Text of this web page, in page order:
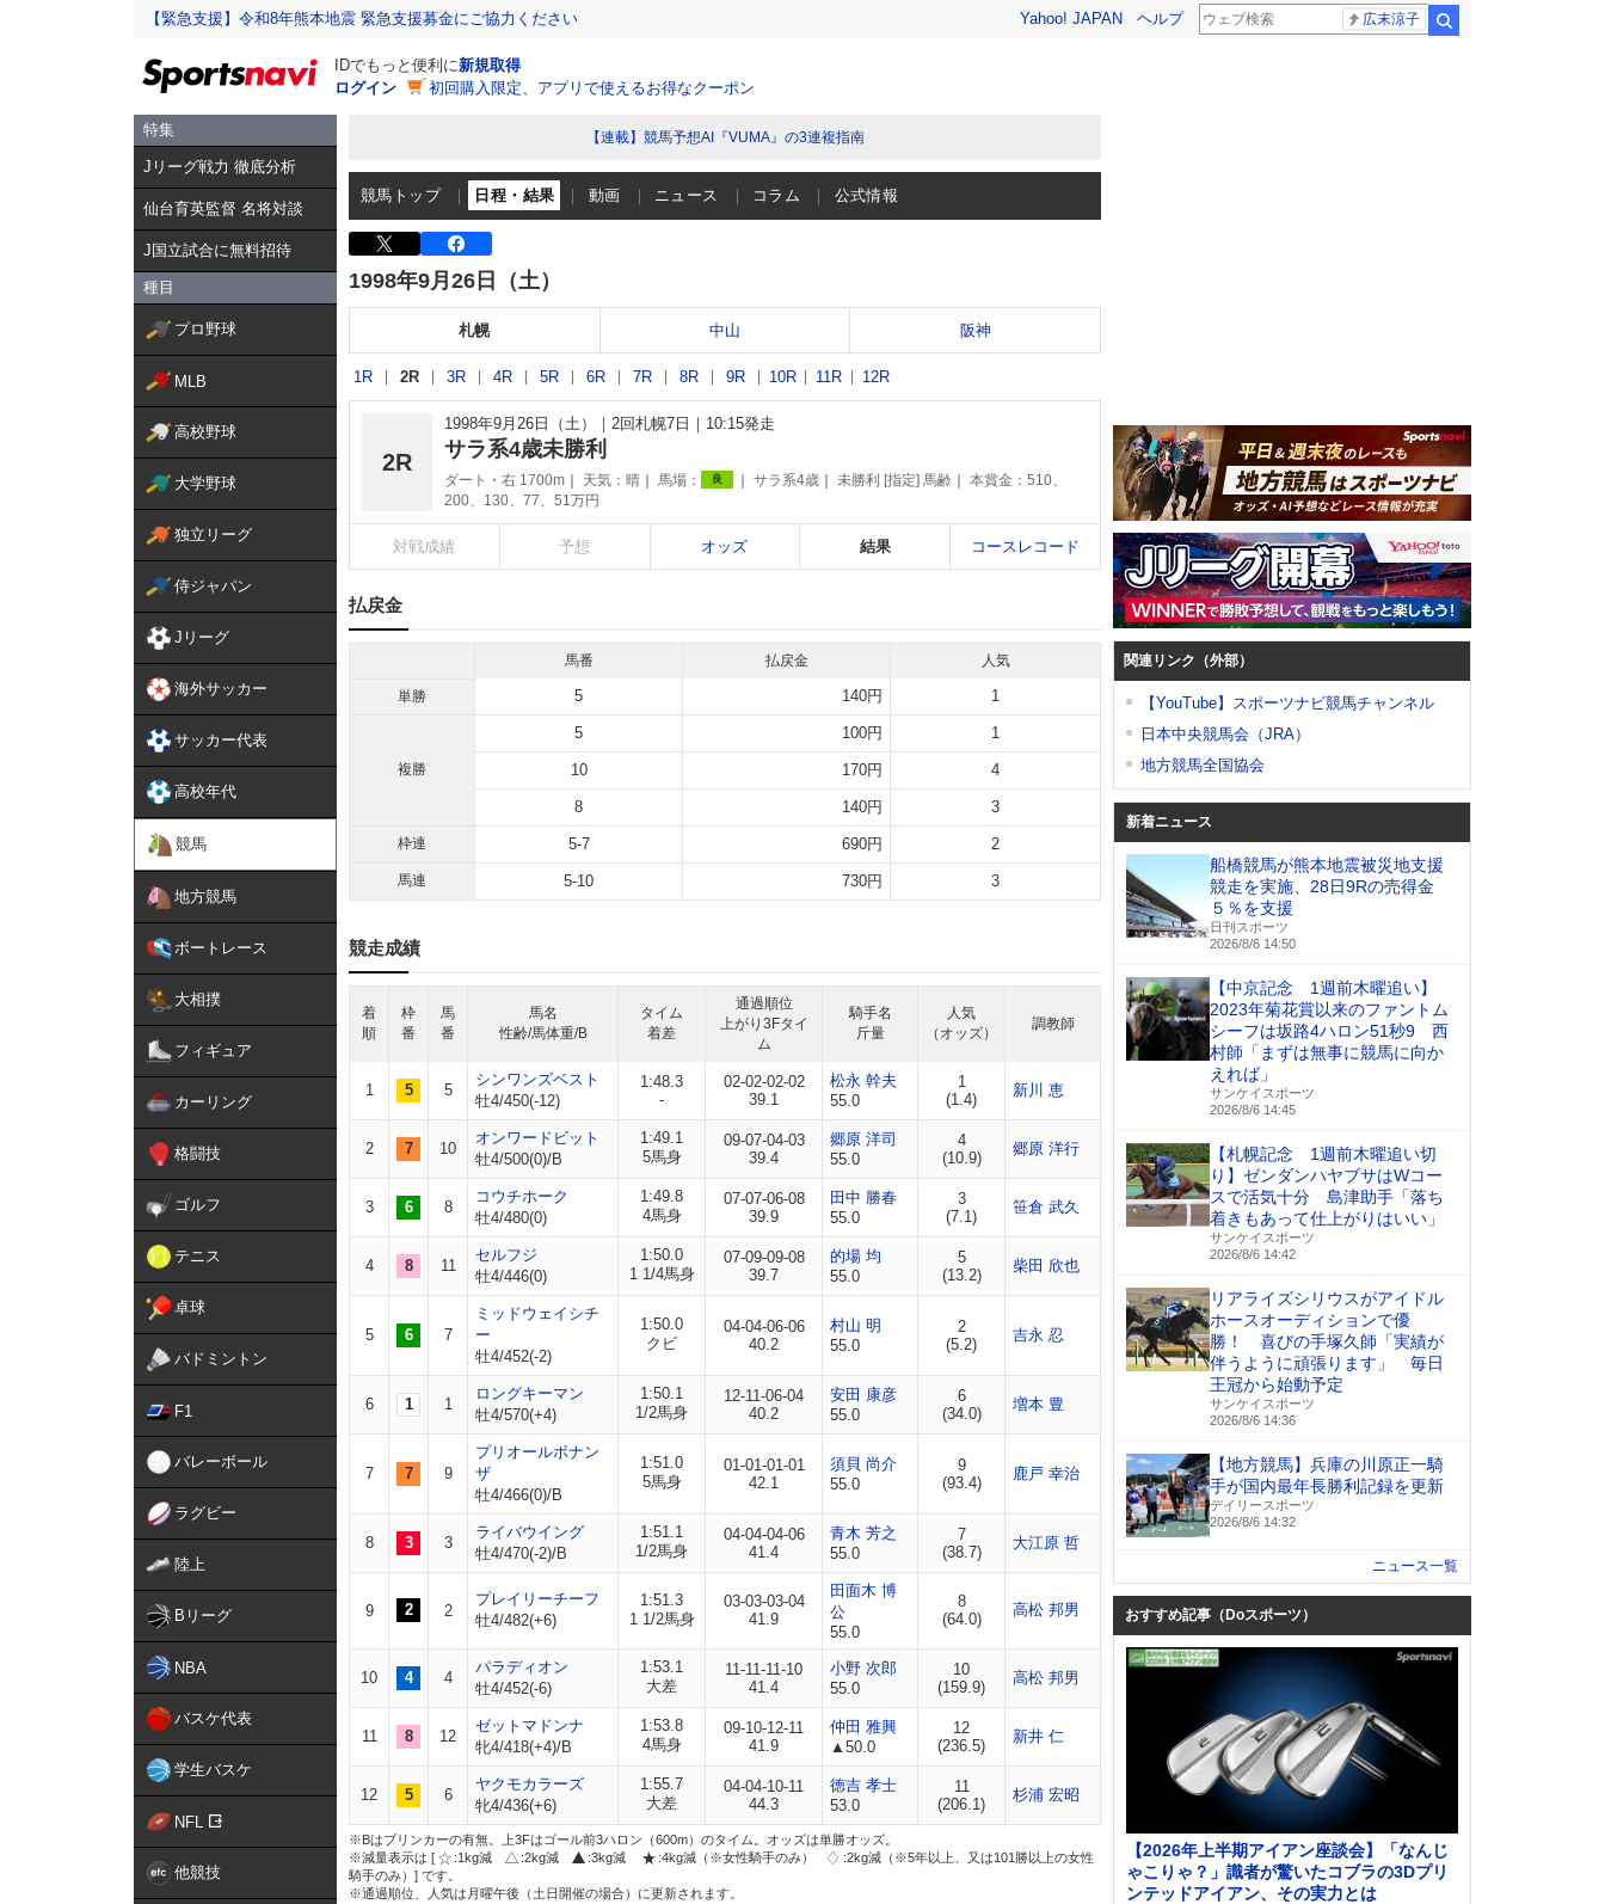
【緊急支援】令和8年熊本地震 緊急支援募金にご協力ください Yahoo! JAPAN ヘルプ 広末涼子
IDでもっと便利に新規取得
ログイン
初回購入限定、アプリで使えるお得なクーポン
特集
Jリーグ戦力 徹底分析
仙台育英監督 名将対談
J国立試合に無料招待
種目
プロ野球
MLB
高校野球
大学野球
独立リーグ
侍ジャパン
Jリーグ
海外サッカー
サッカー代表
高校年代
競馬
地方競馬
ボートレース
大相撲
フィギュア
カーリング
格闘技
ゴルフ
テニス
卓球
バドミントン
F1
バレーボール
ラグビー
陸上
Bリーグ
NBA
バスケ代表
学生バスケ
NFL
他競技
【連載】競馬予想AI『VUMA』の3連複指南
競馬トップ 日程・結果 動画 ニュース コラム 公式情報
1998年9月26日（土）
札幌 中山 阪神
1R 2R 3R 4R 5R 6R 7R 8R 9R 10R 11R 12R
2R
1998年9月26日（土） 2回札幌7日 10:15発走
サラ系4歳未勝利
ダート・右 1700m 天気： 晴 馬場： 良 サラ系4歳 未勝利 [指定] 馬齢
本賞金：510、
200、130、77、51万円
対戦成績 予想 オッズ 結果 コースレコード
払戻金
馬番 払戻金 人気
単勝 5 140円 1
複勝
5 100円 1
10 170円 4
8 140円 3
枠連 5-7 690円 2
馬連 5-10 730円 3
競走成績
着
順
枠
番
馬
番
馬名
性齢/馬体重/B
タイム
着差
通過順位
上がり3Fタイ
ム
騎手名
斤量
人気
（オッズ）
調教師
1 5 5
シンワンズベスト
牡4/450(-12)
1:48.3
-
02-02-02-02
39.1
松永 幹夫
55.0
1
(1.4)
新川 恵
2 7 10
オンワードビット
牡4/500(0)/B
1:49.1
5馬身
09-07-04-03
39.4
郷原 洋司
55.0
4
(10.9)
郷原 洋行
3 6 8
コウチホーク
牡4/480(0)
1:49.8
4馬身
07-07-06-08
39.9
田中 勝春
55.0
3
(7.1)
笹倉 武久
4 8 11
セルフジ
牡4/446(0)
1:50.0
1 1/4馬身
07-09-09-08
39.7
的場 均
55.0
5
(13.2)
柴田 欣也
5 6 7
ミッドウェイシチ
ー
牡4/452(-2)
1:50.0
クビ
04-04-06-06
40.2
村山 明
55.0
2
(5.2)
吉永 忍
6 1 1
ロングキーマン
牡4/570(+4)
1:50.1
1/2馬身
12-11-06-04
40.2
安田 康彦
55.0
6
(34.0)
増本 豊
7 7 9
プリオールボナン
ザ
牡4/466(0)/B
1:51.0
5馬身
01-01-01-01
42.1
須貝 尚介
55.0
9
(93.4)
鹿戸 幸治
8 3 3
ライバウイング
牡4/470(-2)/B
1:51.1
1/2馬身
04-04-04-06
41.4
青木 芳之
55.0
7
(38.7)
大江原 哲
9 2 2
プレイリーチーフ
牡4/482(+6)
1:51.3
1 1/2馬身
03-03-03-04
41.9
田面木 博
公
55.0
8
(64.0)
高松 邦男
10 4 4
パラディオン
牡4/452(-6)
1:53.1
大差
11-11-11-10
41.4
小野 次郎
55.0
10
(159.9)
高松 邦男
11 8 12
ゼットマドンナ
牝4/418(+4)/B
1:53.8
4馬身
09-10-12-11
41.9
仲田 雅興
▲50.0
12
(236.5)
新井 仁
12 5 6
ヤクモカラーズ
牝4/436(+6)
1:55.7
大差
04-04-10-11
44.3
徳吉 孝士
53.0
11
(206.1)
杉浦 宏昭
※Bはブリンカーの有無。上3Fはゴール前3ハロン（600m）のタイム。オッズは単勝オッズ。
※減量表示は [
:1kg減 :2kg減 :3kg減 :4kg減（※女性騎手のみ）
:2kg減（※5年以上、又は101勝以上の女性
騎手のみ）] です。
※通過順位、人気は月曜午後（土日開催の場合）に更新されます。
関連リンク（外部）
【YouTube】スポーツナビ競馬チャンネル
日本中央競馬会（JRA）
地方競馬全国協会
新着ニュース
船橋競馬が熊本地震被災地支援
競走を実施、28日9Rの売得金
５％を支援
日刊スポーツ
2026/8/6 14:50
【中京記念 1週前木曜追い】
2023年菊花賞以来のファントム
シーフは坂路4ハロン51秒9 西
村師「まずは無事に競馬に向か
えれば」
サンケイスポーツ
2026/8/6 14:45
【札幌記念 1週前木曜追い切
り】ゼンダンハヤブサはWコー
スで活気十分 島津助手「落ち
着きもあって仕上がりはいい」
サンケイスポーツ
2026/8/6 14:42
リアライズシリウスがアイドル
ホースオーディションで優
勝！ 喜びの手塚久師「実績が
伴うように頑張ります」 毎日
王冠から始動予定
サンケイスポーツ
2026/8/6 14:36
【地方競馬】兵庫の川原正一騎
手が国内最年長勝利記録を更新
デイリースポーツ
2026/8/6 14:32
ニュース一覧
おすすめ記事（Doスポーツ）
【2026年上半期アイアン座談会】「なんじ
ゃこりゃ？」識者が驚いたコブラの3Dプリ
ンテッドアイアン、その実力とは